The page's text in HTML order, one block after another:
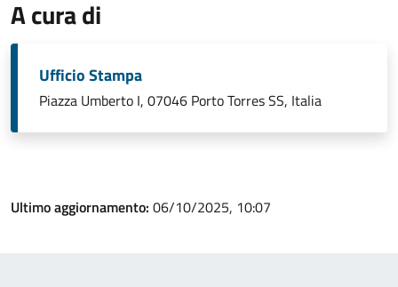
A cura di
Ufficio Stampa
Piazza Umberto I, 07046 Porto Torres SS, Italia
Ultimo aggiornamento: 06/10/2025, 10:07